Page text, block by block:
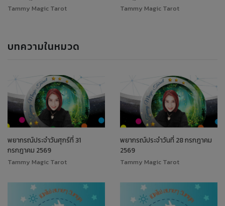
Tammy Magic Tarot Tammy Magic Tarot
บทความในหมวด
พยากรณ์ประจำวันศุกร์ที่ 31
กรกฎาคม 2569
Tammy Magic Tarot
พยากรณ์ประจำวันที่ 28 กรกฎาคม
2569
Tammy Magic Tarot